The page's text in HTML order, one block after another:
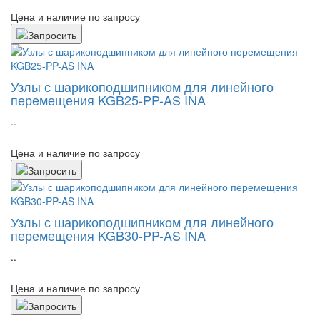
Цена и наличие по запросу
Узлы с шарикоподшипником для линейного
перемещения KGB25-PP-AS INA
..
Цена и наличие по запросу
Узлы с шарикоподшипником для линейного
перемещения KGB30-PP-AS INA
..
Цена и наличие по запросу